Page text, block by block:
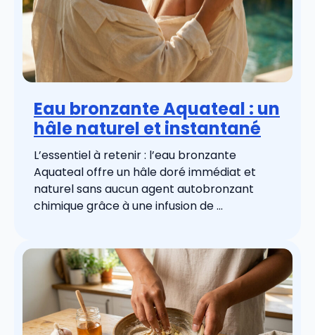
Eau bronzante Aquateal : un
hâle naturel et instantané
L’essentiel à retenir : l’eau bronzante
Aquateal offre un hâle doré immédiat et
naturel sans aucun agent autobronzant
chimique grâce à une infusion de ...